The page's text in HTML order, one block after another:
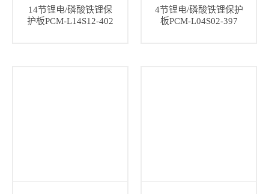
14节锂电/磷酸铁锂保
护板PCM-L14S12-402
4节锂电/磷酸铁锂保护
板PCM-L04S02-397